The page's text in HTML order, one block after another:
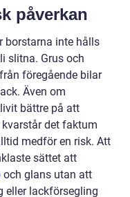
påverkan
borstarna inte hålls
slitna. Grus och
föregående bilar
Även om
bättre på att
det faktum
medför en risk. Att
sättet att
och glans utan att
eller lackförsegling